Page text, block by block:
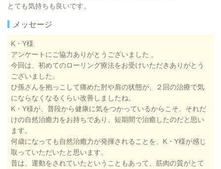
とても気持ちも良いです。
メッセージ
K・Y様
アンケートにご協力ありがとうございました 。
今回は、初めてのローリング療法をお受けいただきありがとう
ございました。
ひ孫さんを抱っこして痛めた肘や肩の状態が、２回の治療で気
にならなくなるくらい改善しましたね。
K・Y様が、普段から健康に気をつかっているからこそ、それだ
けの自然治癒力をお持ちであり、短期間で治癒したのだと思い
ます。
何歳になっても自然治癒力が発揮されることを、K・Y様が感じ
取っていただいたと思います。
昔は、運動をされていたということもあって、筋肉の質がとて